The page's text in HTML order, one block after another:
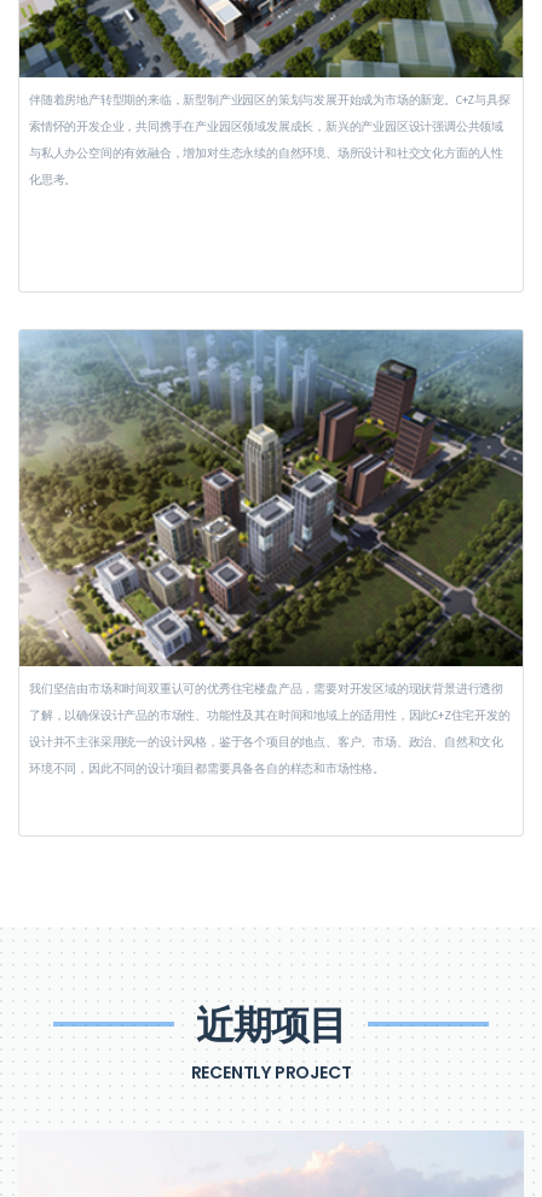
伴随着房地产转型期的来临，新型制产业园区的策划与发展开始成为市场的新宠。C+Z与具探
索情怀的开发企业，共同携手在产业园区领域发展成长，新兴的产业园区设计强调公共领域
与私人办公空间的有效融合，增加对生态永续的自然环境、场所设计和社交文化方面的人性
化思考。
我们坚信由市场和时间双重认可的优秀住宅楼盘产品，需要对开发区域的现状背景进行透彻
了解，以确保设计产品的市场性、功能性及其在时间和地域上的适用性，因此C+Z住宅开发的
设计并不主张采用统一的设计风格，鉴于各个项目的地点、客户、市场、政治、自然和文化
环境不同，因此不同的设计项目都需要具备各自的样态和市场性格。
近期项目
RECENTLY PROJECT